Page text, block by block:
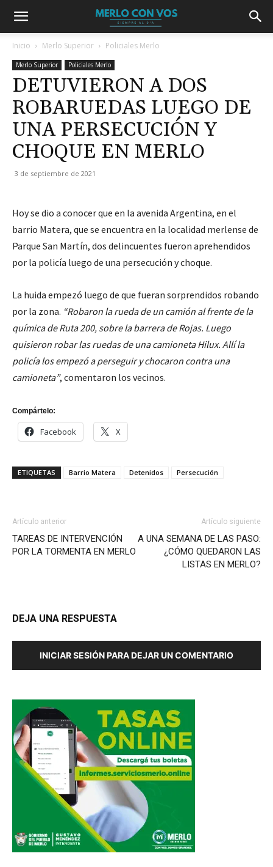
Inicio Merlo Superior Policiales Merlo
Merlo Superior Policiales Merlo
DETUVIERON A DOS
ROBARUEDAS LUEGO DE
UNA PERSECUCIÓN Y
CHOQUE EN MERLO
3 de septiembre de 2021
Hoy se dio a conocer que en la avenida Argentina, en el
barrio Matera, que se encuentra en la localidad merlense de
Parque San Martín, dos delincuentes fueron aprehendidos
por la policía luego de una persecución y choque.
La huida empezó luego de que fueran sorprendidos robando
por la zona. “Robaron la rueda de un camión al frente de la
química de Ruta 200, sobre la barrera de Rojas. Luego
quisieron robar las ruedas de una camioneta Hilux. Allí la
policía los empezó a perseguir y chocaron contra una
camioneta”, comentaron los vecinos.
Compártelo:
Facebook X
ETIQUETAS Barrio Matera Detenidos Persecución
Artículo anterior
TAREAS DE INTERVENCIÓN
POR LA TORMENTA EN MERLO
Artículo siguiente
A UNA SEMANA DE LAS PASO:
¿CÓMO QUEDARON LAS
LISTAS EN MERLO?
DEJA UNA RESPUESTA
INICIAR SESIÓN PARA DEJAR UN COMENTARIO